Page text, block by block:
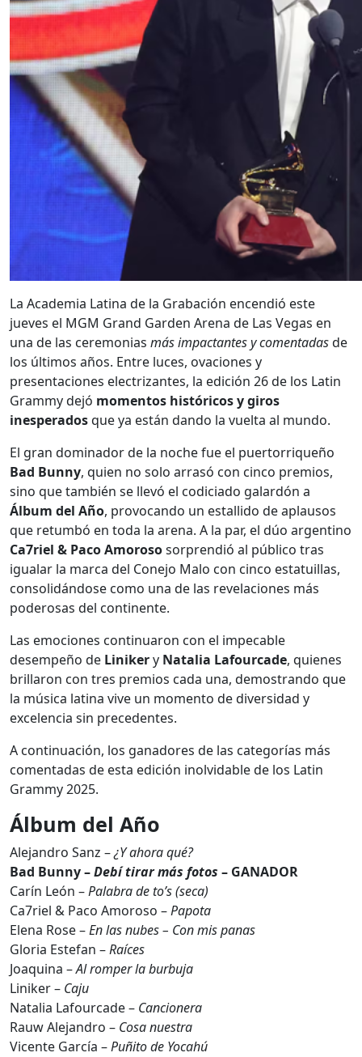
La Academia Latina de la Grabación encendió este
jueves el MGM Grand Garden Arena de Las Vegas en
una de las ceremonias más impactantes y comentadasde
los últimos años. Entre luces, ovaciones y
presentaciones electrizantes, la edición 26 de los Latin
Grammy dejó momentos históricos y giros
inesperadosque ya están dando la vuelta al mundo.
El gran dominador de la noche fue el puertorriqueño
Bad Bunny, quien no solo arrasó con cinco premios,
sino que también se llevó el codiciado galardón a
Álbum del Año, provocando un estallido de aplausos
que retumbó en toda la arena. A la par, el dúo argentino
Ca7riel & Paco Amorososorprendió al público tras
igualar la marca del Conejo Malo con cinco estatuillas,
consolidándose como una de las revelaciones más
poderosas del continente.
Las emociones continuaron con el impecable
desempeño de Linikery Natalia Lafourcade, quienes
brillaron con tres premios cada una, demostrando que
la música latina vive un momento de diversidad y
excelencia sin precedentes.
A continuación, los ganadores de las categorías más
comentadas de esta edición inolvidable de los Latin
Grammy 2025.
Álbum del Año
Alejandro Sanz –¿Y ahora qué?
Bad Bunny –Debí tirar más fotos – GANADOR
Carín León –Palabra de to’s (seca)
Ca7riel & Paco Amoroso –Papota
Elena Rose –En las nubes – Con mis panas
Gloria Estefan –Raíces
Joaquina –Al romper la burbuja
Liniker – Caju
Natalia Lafourcade – Cancionera
Rauw Alejandro – Cosa nuestra
Vicente García –Puñito de Yocahú